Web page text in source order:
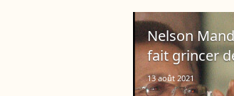
Nelson
fait grincer
13 août 2021